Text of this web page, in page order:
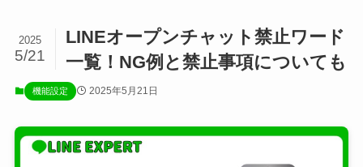
LINEオープンチャット禁止ワード
一覧！NG例と禁止事項についても
2025
5/21
機能設定 2025年5月21日